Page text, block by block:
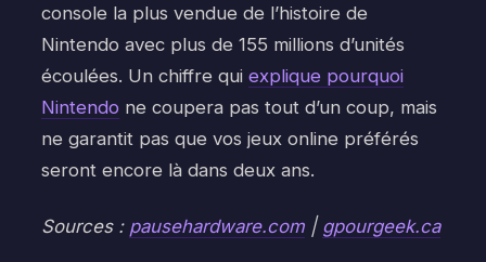
console la plus vendue de l’histoire de
Nintendo avec plus de 155 millions d’unités
écoulées. Un chiffre qui explique pourquoi
Nintendo ne coupera pas tout d’un coup, mais
ne garantit pas que vos jeux online préférés
seront encore là dans deux ans.
Sources : pausehardware.com | gpourgeek.ca